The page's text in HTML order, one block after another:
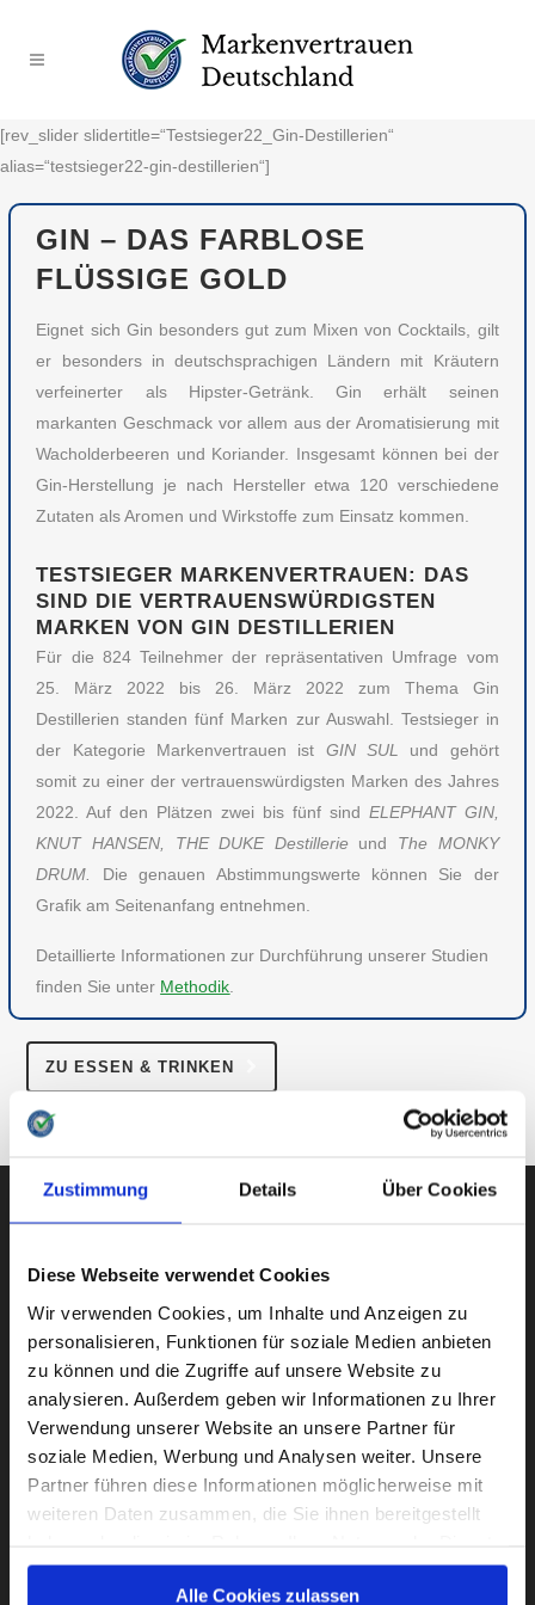
Zustimmung Details Über Cookies
Diese Webseite verwendet Cookies
Wir verwenden Cookies, um Inhalte und Anzeigen zu
personalisieren, Funktionen für soziale Medien anbieten
zu können und die Zugriffe auf unsere Website zu
analysieren. Außerdem geben wir Informationen zu Ihrer
Verwendung unserer Website an unsere Partner für
soziale Medien, Werbung und Analysen weiter. Unsere
Partner führen diese Informationen möglicherweise mit
weiteren Daten zusammen, die Sie ihnen bereitgestellt
gesammelt haben.
Alle Cookies zulassen
[rev_slider slidertitle=“Testsieger22_Gin-Destillerien“
alias=“testsieger22-gin-destillerien“]
GIN – DAS FARBLOSE
FLÜSSIGE GOLD
Eignet sich Gin besonders gut zum Mixen von Cocktails, gilt
er besonders in deutschsprachigen Ländern mit Kräutern
verfeinerter als Hipster-Getränk. Gin erhält seinen
markanten Geschmack vor allem aus der Aromatisierung mit
Wacholderbeeren und Koriander. Insgesamt können bei der
Gin-Herstellung je nach Hersteller etwa 120 verschiedene
Zutaten als Aromen und Wirkstoffe zum Einsatz kommen.
TESTSIEGER MARKENVERTRAUEN: DAS
SIND DIE VERTRAUENSWÜRDIGSTEN
MARKEN VON GIN DESTILLERIEN
Für die 824 Teilnehmer der repräsentativen Umfrage vom
25. März 2022 bis 26. März 2022 zum Thema Gin
Destillerien standen fünf Marken zur Auswahl. Testsieger in
der Kategorie Markenvertrauen ist GIN SUL und gehört
somit zu einer der vertrauenswürdigsten Marken des Jahres
2022. Auf den Plätzen zwei bis fünf sind ELEPHANT GIN,
KNUT HANSEN, THE DUKE Destillerie und The MONKY
DRUM. Die genauen Abstimmungswerte können Sie der
Grafik am Seitenanfang entnehmen.
Detaillierte Informationen zur Durchführung unserer Studien
finden Sie unter Methodik.
ZU ESSEN & TRINKEN
ZUR ÜBERSICHT
AUBII GMBH
Große Bleichen 21
20354 HAMBURG